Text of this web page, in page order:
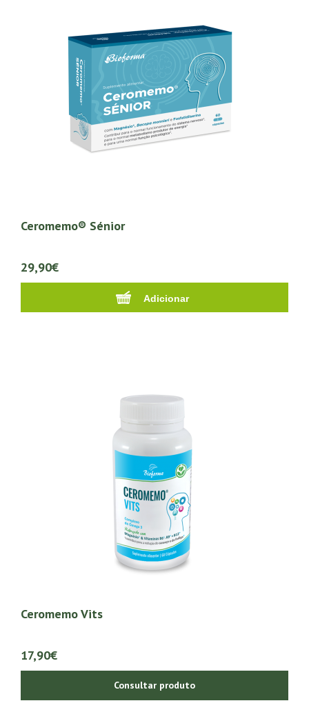
Ceromemo® Sénior
29,90€
Ceromemo Vits
17,90€
Consultar produto